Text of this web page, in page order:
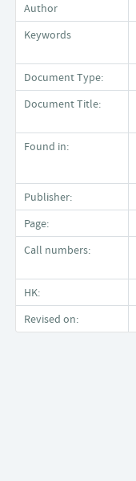
Author
Keywords
Document Type:
Document Title:
Found in:
Publisher:
Page:
Call numbers:
HK:
Revised on: